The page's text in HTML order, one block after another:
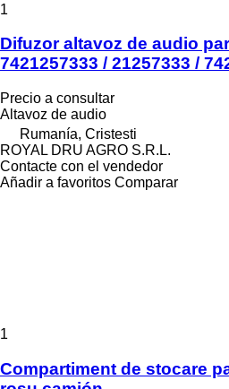
1
Difuzor altavoz de audio
7421257333 / 21257333 /
Precio a consultar
Altavoz de audio
Rumanía, Cristesti
ROYAL DRU AGRO S.R.L.
Contacte con el vendedor
Añadir a favoritos Comparar
1
Compartiment de stocare